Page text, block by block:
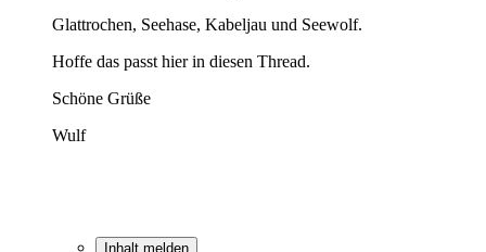
Glattrochen, Seehase, Kabeljau und Seewolf.
Hoffe das passt hier in diesen Thread.
Schöne Grüße
Wulf
Inhalt melden